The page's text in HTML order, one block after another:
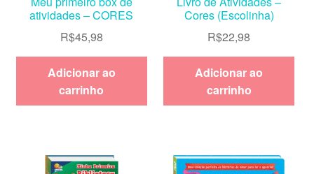
atividades – CORES
R$45,98
Adicionar ao
carrinho
Cores (Escolinha)
R$22,98
Adicionar ao
carrinho